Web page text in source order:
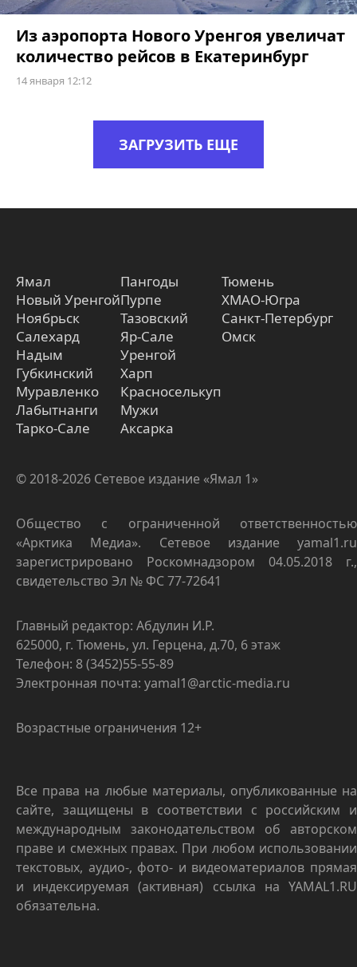
Из аэропорта Нового Уренгоя увеличат
количество рейсов в Екатеринбург
14 января 12:12
ЗАГРУЗИТЬ ЕЩЕ
Ямал
Новый Уренгой
Ноябрьск
Салехард
Надым
Губкинский
Муравленко
Лабытнанги
Тарко-Сале
Пангоды
Пурпе
Тазовский
Яр-Сале
Уренгой
Харп
Красноселькуп
Мужи
Аксарка
Тюмень
ХМАО-Югра
Санкт-Петербург
Омск
© 2018-2026 Сетевое издание «Ямал 1»
Общество с ограниченной ответственностью
«Арктика Медиа». Сетевое издание yamal1.ru
зарегистрировано Роскомнадзором 04.05.2018 г.,
свидетельство Эл № ФС 77-72641
Главный редактор: Абдулин И.Р.
625000, г. Тюмень, ул. Герцена, д.70, 6 этаж
Телефон: 8 (3452)55-55-89
Электронная почта: yamal1@arctic-media.ru
Возрастные ограничения 12+
Все права на любые материалы, опубликованные на
сайте, защищены в соответствии с российским и
международным законодательством об авторском
праве и смежных правах. При любом использовании
текстовых, аудио-, фото- и видеоматериалов прямая
и индексируемая (активная) ссылка на YAMAL1.RU
обязательна.